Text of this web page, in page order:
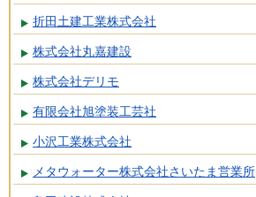
折田土建工業株式会社
株式会社丸嘉建設
株式会社デリモ
有限会社旭塗装工芸社
小沢工業株式会社
メタウォーター株式会社さいたま営業所